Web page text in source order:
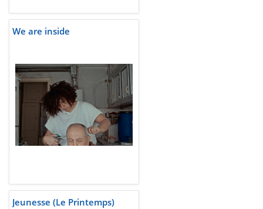
We are inside
Jeunesse (Le Printemps)